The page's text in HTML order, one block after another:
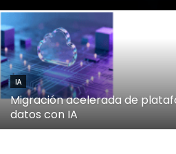
IA
Migración acelerada de
datos con IA